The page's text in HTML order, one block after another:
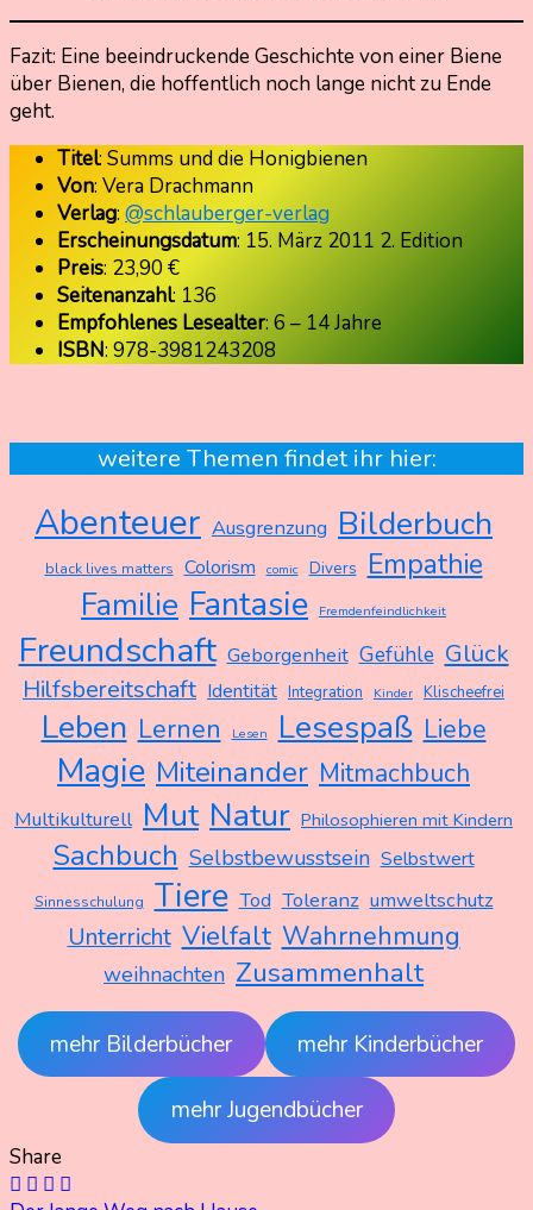
Fazit: Eine beeindruckende Geschichte von einer Biene
über Bienen, die hoffentlich noch lange nicht zu Ende
geht.
Titel: Summs und die Honigbienen
Von: Vera Drachmann
Verlag: @schlauberger-verlag
Erscheinungsdatum: 15. März 2011 2. Edition
Preis: 23,90 €
Seitenanzahl: 136
Empfohlenes Lesealter: 6 – 14 Jahre
ISBN: 978-3981243208
weitere Themen findet ihr hier:
Abenteuer Ausgrenzung Bilderbuch
black lives matters Colorism comic Divers Empathie
Familie Fantasie Fremdenfeindlichkeit
Freundschaft Geborgenheit Gefühle Glück
Hilfsbereitschaft Identität Integration Kinder Klischeefrei
Leben Lernen Lesen Lesespaß Liebe
Magie Miteinander Mitmachbuch
Multikulturell Mut Natur Philosophieren mit Kindern
Sachbuch Selbstbewusstsein Selbstwert
Sinnesschulung Tiere Tod Toleranz umweltschutz
Unterricht Vielfalt Wahrnehmung
weihnachten Zusammenhalt
mehr Bilderbücher mehr Kinderbücher
mehr Jugendbücher
Share